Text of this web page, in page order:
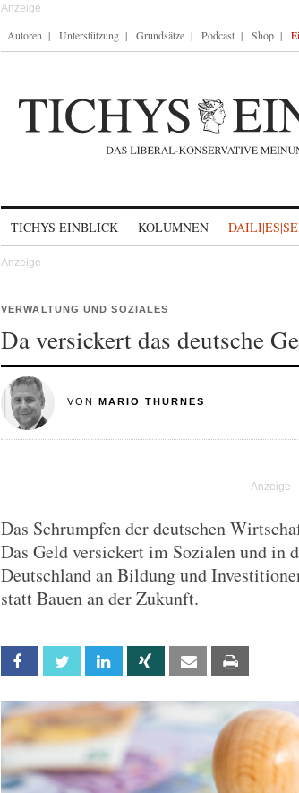
Autoren Unterstützung Grundsätze Podcast Shop
TICHYS EINBLICK KOLUMNEN
VERWALTUNG UND SOZIALES
Da versickert das deutsche
VON MARIO THURNES
Das Schrumpfen der deutschen
Das Geld versickert im Sozialen und in
Deutschland an Bildung und
statt Bauen an der Zukunft.
Facebook Twitter Linkedin Xing Email